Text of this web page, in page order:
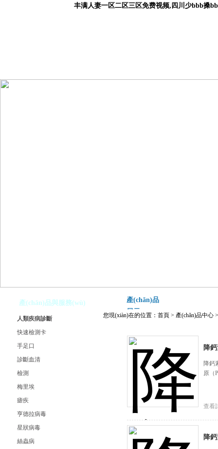
丰满人妻一区二区三区免费视频,四川少bbb搡
產(chǎn)品與服務(wù)
人類疾病診斷
快速檢測卡
手足口
診斷血清
檢測
梅里埃
瘧疾
亨德拉病毒
星狀病毒
絲蟲病
產(chǎn)品
展示
您現(xiàn)在的位置： 首頁 > 產(chǎn)品中心
降
降鈣
原（
查看
降